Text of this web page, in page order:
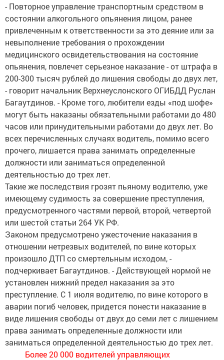
- Повторное управление транспортным средством в
состоянии алкогольного опьянения лицом, ранее
привлеченным к ответственности за это деяние или за
невыполнение требования о прохождении
медицинского освидетельствования на состояние
опьянения, повлечет серьезное наказание - от штрафа в
200-300 тысяч рублей до лишения свободы до двух лет,
- говорит начальник Верхнеуслонского ОГИБДД Руслан
Багаутдинов. - Кроме того, любители езды «под шофе»
могут быть наказаны обязательными работами до 480
часов или принудительными работами до двух лет. Во
всех перечисленных случаях водитель, помимо всего
прочего, лишается права занимать определенные
должности или заниматься определенной
деятельностью до трех лет.
Такие же последствия грозят пьяному водителю, уже
имеющему судимость за совершение преступления,
предусмотренного частями первой, второй, четвертой
или шестой статьи 264 УК РФ.
Законом предусмотрено ужесточение наказания в
отношении нетрезвых водителей, по вине которых
произошло ДТП со смертельным исходом, -
подчеркивает Багаутдинов. - Действующей нормой не
установлен нижний предел наказания за это
преступление. С 1 июля водителю, по вине которого в
аварии погиб человек, придется понести наказание в
виде лишения свободы от двух до семи лет с лишением
права занимать определенные должности или
заниматься определенной деятельностью до трех лет.
Более 20 000 водителей управляющих